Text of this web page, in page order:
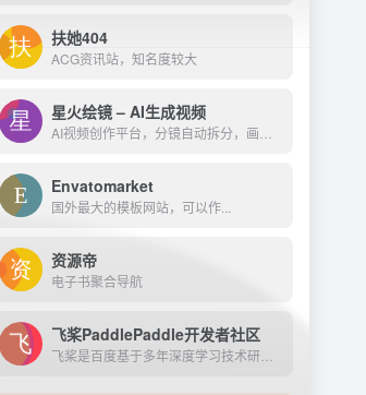
扶她404
ACG资讯站，知名度较大
星火绘镜 – AI生成视频
Envatomarket
国外最大的模板网站，可以作...
资源帝
电子书聚合导航
飞桨PaddlePaddle开发者社区